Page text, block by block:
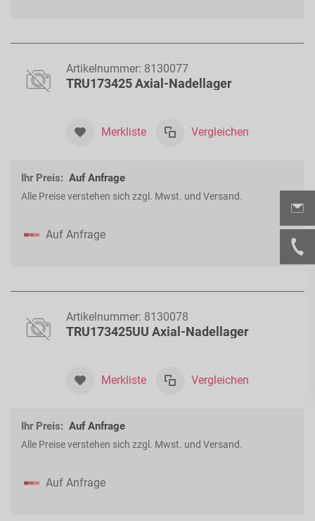
Artikelnummer: 8130077
TRU173425 Axial-Nadellager
Merkliste Vergleichen
Ihr Preis: Auf Anfrage
Alle Preise verstehen sich zzgl. Mwst. und Versand.
Auf Anfrage
Artikelnummer: 8130078
TRU173425UU Axial-Nadellager
Merkliste Vergleichen
Ihr Preis: Auf Anfrage
Alle Preise verstehen sich zzgl. Mwst. und Versand.
Auf Anfrage